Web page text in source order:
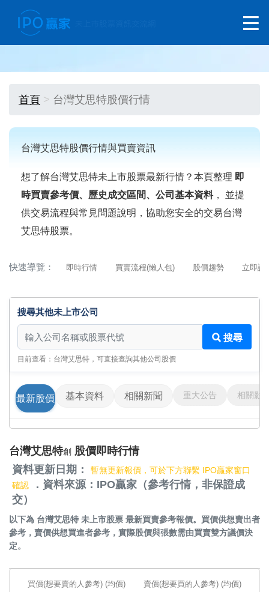
首頁 台灣艾思特股價行情
台灣艾思特股價行情與買賣資訊
想了解台灣艾思特未上市股票最新行情？本頁整理 即
時買賣參考價、歷史成交區間、公司基本資料， 並提
供交易流程與常見問題說明，協助您安全的交易台灣
艾思特股票。
快速導覽： 即時行情 買賣流程(懶人包) 股價趨勢 立即詢
搜尋其他未上市公司
搜尋其他未上市公司
搜尋
目前查看：台灣艾思特，可直接查詢其他公司股價
最新股價 基本資料 相關新聞 重大公告 相關影
台灣艾思特創 股價即時行情
資料更新日期：
暫無更新報價，可於下方聯繫 IPO贏家窗口
確認
．資料來源：IPO贏家（參考行情，非保證成
交）
以下為 台灣艾思特 未上市股票 最新買賣參考報價。買價供想賣出者
參考，賣價供想買進者參考，實際股價與張數需由買賣雙方議價決
定。
買價(想要賣的人參考) (均價) 賣價(想要買的人參考) (均價)